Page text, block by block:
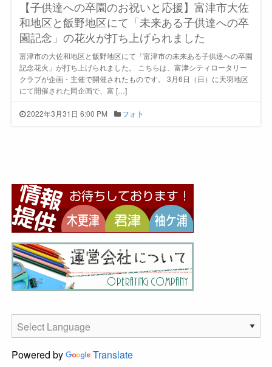
【子供達への卒園のお祝いと応援】富津市大佐
和地区と飯野地区にて「未来ある子供達への卒
園記念」の花火が打ち上げられました
富津市の大佐和地区と飯野地区にて「富津市の未来ある子供達への卒園
記念花火」が打ち上げられました。 こちらは、富津シティロータリー
クラブが企画・主催で開催されたものです。 3月6日（日）に天羽地区
にて開催された同企画で、富 […]
2022年3月31日 6:00 PM フォト
Powered by Translate